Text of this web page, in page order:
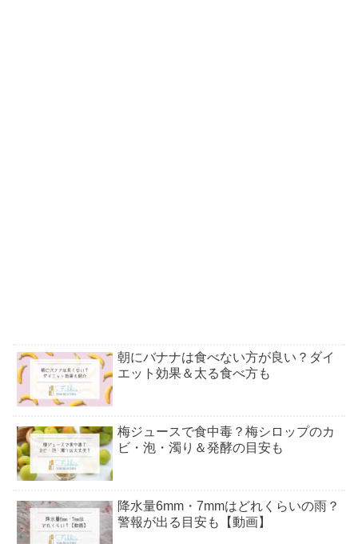
朝にバナナは食べない方が良い？ダイ
エット効果＆太る食べ方も
梅ジュースで食中毒？梅シロップのカ
ビ・泡・濁り＆発酵の目安も
降水量6mm・7mmはどれくらいの雨？
警報が出る目安も【動画】